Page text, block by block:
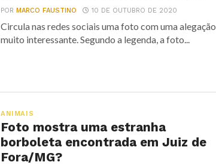
PORMARCO FAUSTINO 10 DE OUTUBRO DE 2020
Circula nas redes sociais uma foto com uma alegação
muito interessante. Segundo a legenda, a foto...
ANIMAIS
Foto mostra uma estranha
borboleta encontrada em Juiz de
Fora/MG?